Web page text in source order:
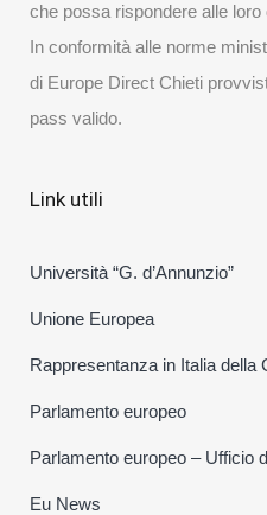
che possa rispondere alle loro
In conformità alle norme
di Europe Direct Chieti
pass valido.
Link utili
Università “G. d’Annunzio”
Unione Europea
Rappresentanza in Italia della
Parlamento europeo
Parlamento europeo – Ufficio
Eu News